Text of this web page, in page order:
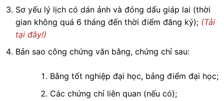
Sơ yếu lý lịch có dán ảnh và đóng dấu giáp lai (thời
gian không quá 6 tháng đến thời điểm đăng ký); (Tải
tại đây!)
Bản sao công chứng văn bằng, chứng chỉ sau:
Bằng tốt nghiệp đại học, bảng điểm đại học;
Các chứng chỉ liên quan (nếu có);